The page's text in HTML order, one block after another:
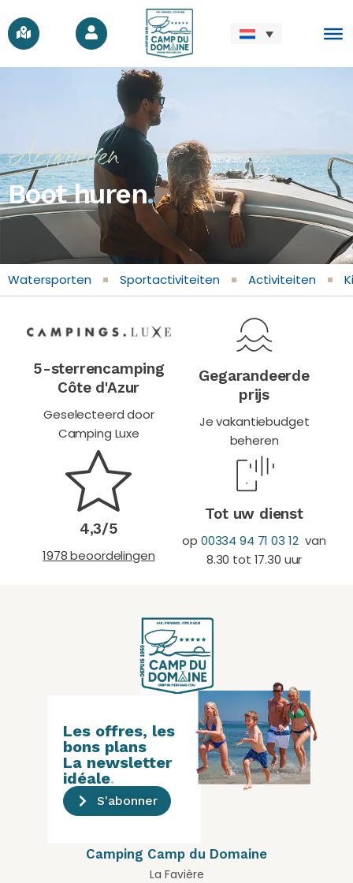
Activiteiten
Boot huren.
Watersporten Sportactiviteiten Activiteiten
5-sterrencamping
Côte d'Azur
Geselecteerd door
Camping Luxe
Gegarandeerde
prijs
Je vakantiebudget
beheren
4,3/5
1978 beoordelingen
Tot uw dienst
op 00334 94 71 03 12van
8.30 tot 17.30 uur
Camping Camp du Domaine
La Favière
Les offres, les
bons plans
La newsletter
idéale.
S'abonner